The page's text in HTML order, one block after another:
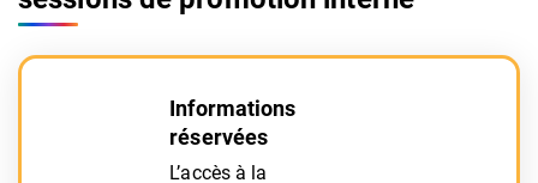
Informations
réservées
L’accès à la